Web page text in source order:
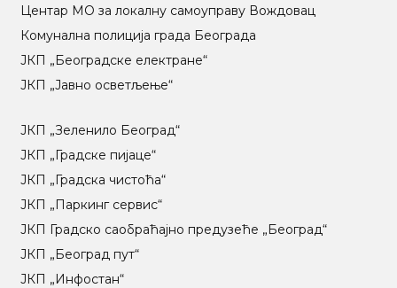
Центар МO за локалну самоуправу Вождовац
Комунална полиција града Београда
ЈКП „Београдске електране“
ЈКП „Јавно осветљење“
ЈКП „Зеленило Београд“
ЈКП „Градске пијаце“
ЈКП „Градска чистоћа“
ЈКП „Паркинг сервис“
ЈКП Градско саобраћајно предузеће „Београд“
ЈКП „Београд пут“
ЈКП „Инфостан“